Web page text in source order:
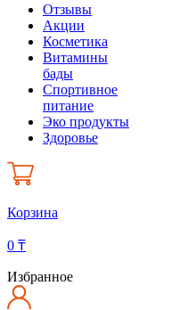
Отзывы
Акции
Косметика
Витамины
бады
Спортивное
питание
Эко продукты
Здоровье
Корзина
0 ₸
Избранное